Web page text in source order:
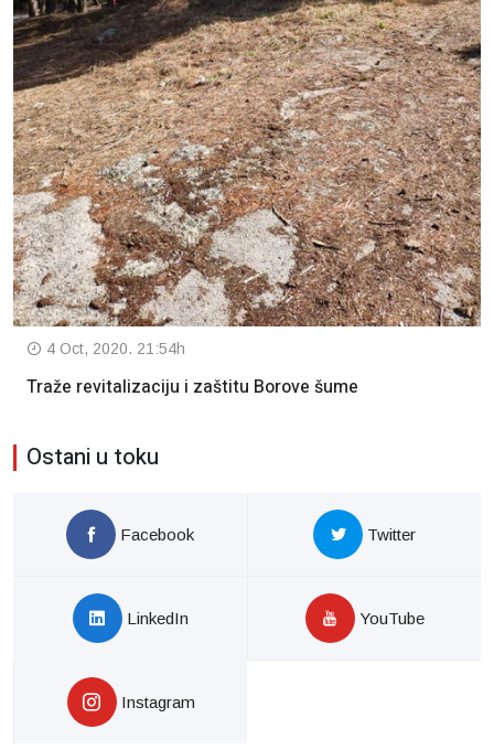
4 Oct, 2020. 21:54h
Traže revitalizaciju i zaštitu Borove šume
Ostani u toku
Facebook Twitter
LinkedIn YouTube
Instagram